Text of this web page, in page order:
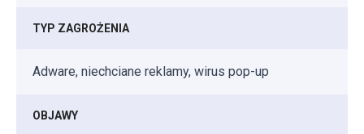
TYP ZAGROŻENIA
Adware, niechciane reklamy, wirus pop-up
OBJAWY